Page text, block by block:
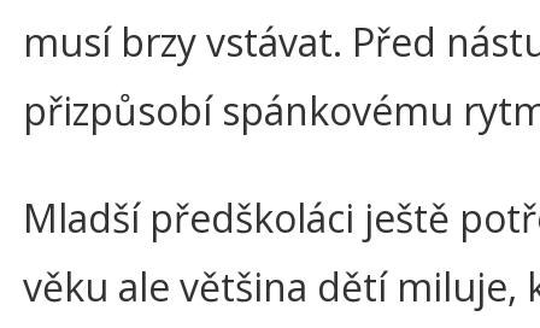
musí brzy vstávat. Před
přizpůsobí spánkovému
Mladší předškoláci ještě
věku ale většina dětí miluje,